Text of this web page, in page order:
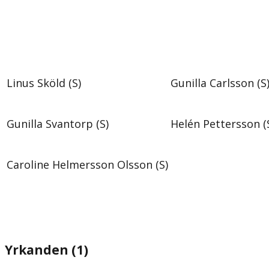
Linus Sköld (S) Gunilla Carlsson (S)
Gunilla Svantorp (S) Helén Pettersson
Caroline Helmersson Olsson (S)
Yrkanden (1)